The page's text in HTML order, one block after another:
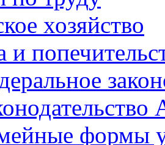
хозяйство
и
формы